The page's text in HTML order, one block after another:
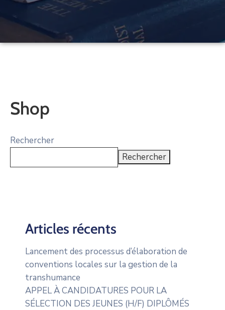
ONG
Actualités
Shop
Rechercher
Rechercher
Articles récents
Lancement des processus d’élaboration de
conventions locales sur la gestion de la
transhumance
APPEL À CANDIDATURES POUR LA
SÉLECTION DES JEUNES (H/F) DIPLÔMÉS